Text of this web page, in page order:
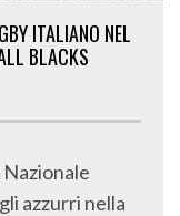
ITALIANO NEL
BLACKS
azzurri nella